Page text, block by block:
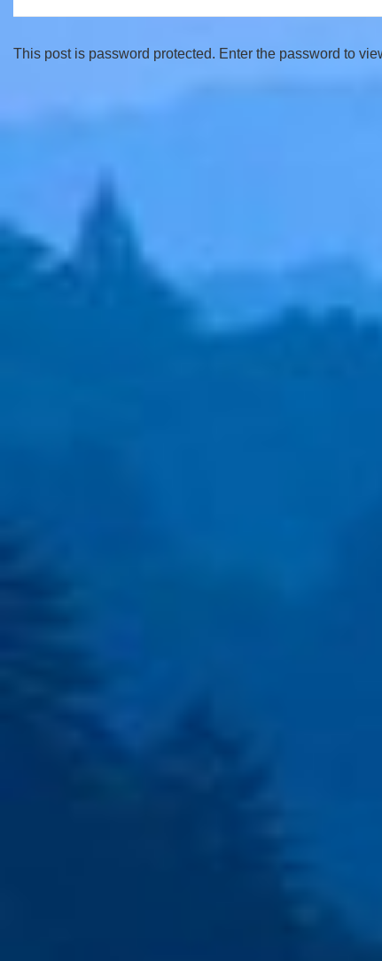
This post is password protected. Enter the password to